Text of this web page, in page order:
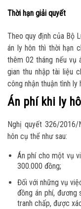
Thời hạn giải quyết
Theo quy định của Bộ
án ly hôn thì thời hạn
thêm 02 tháng nếu
gian thu nhập tài liệu
công nhận thuận tình ly
Án phí khi ly
Nghị quyết 326/2016/
hôn cụ thể như sau:
Án phí cho một vụ
300.000 đồng;
Đối với những vụ
đồng án phí, đương
tranh chấp, được